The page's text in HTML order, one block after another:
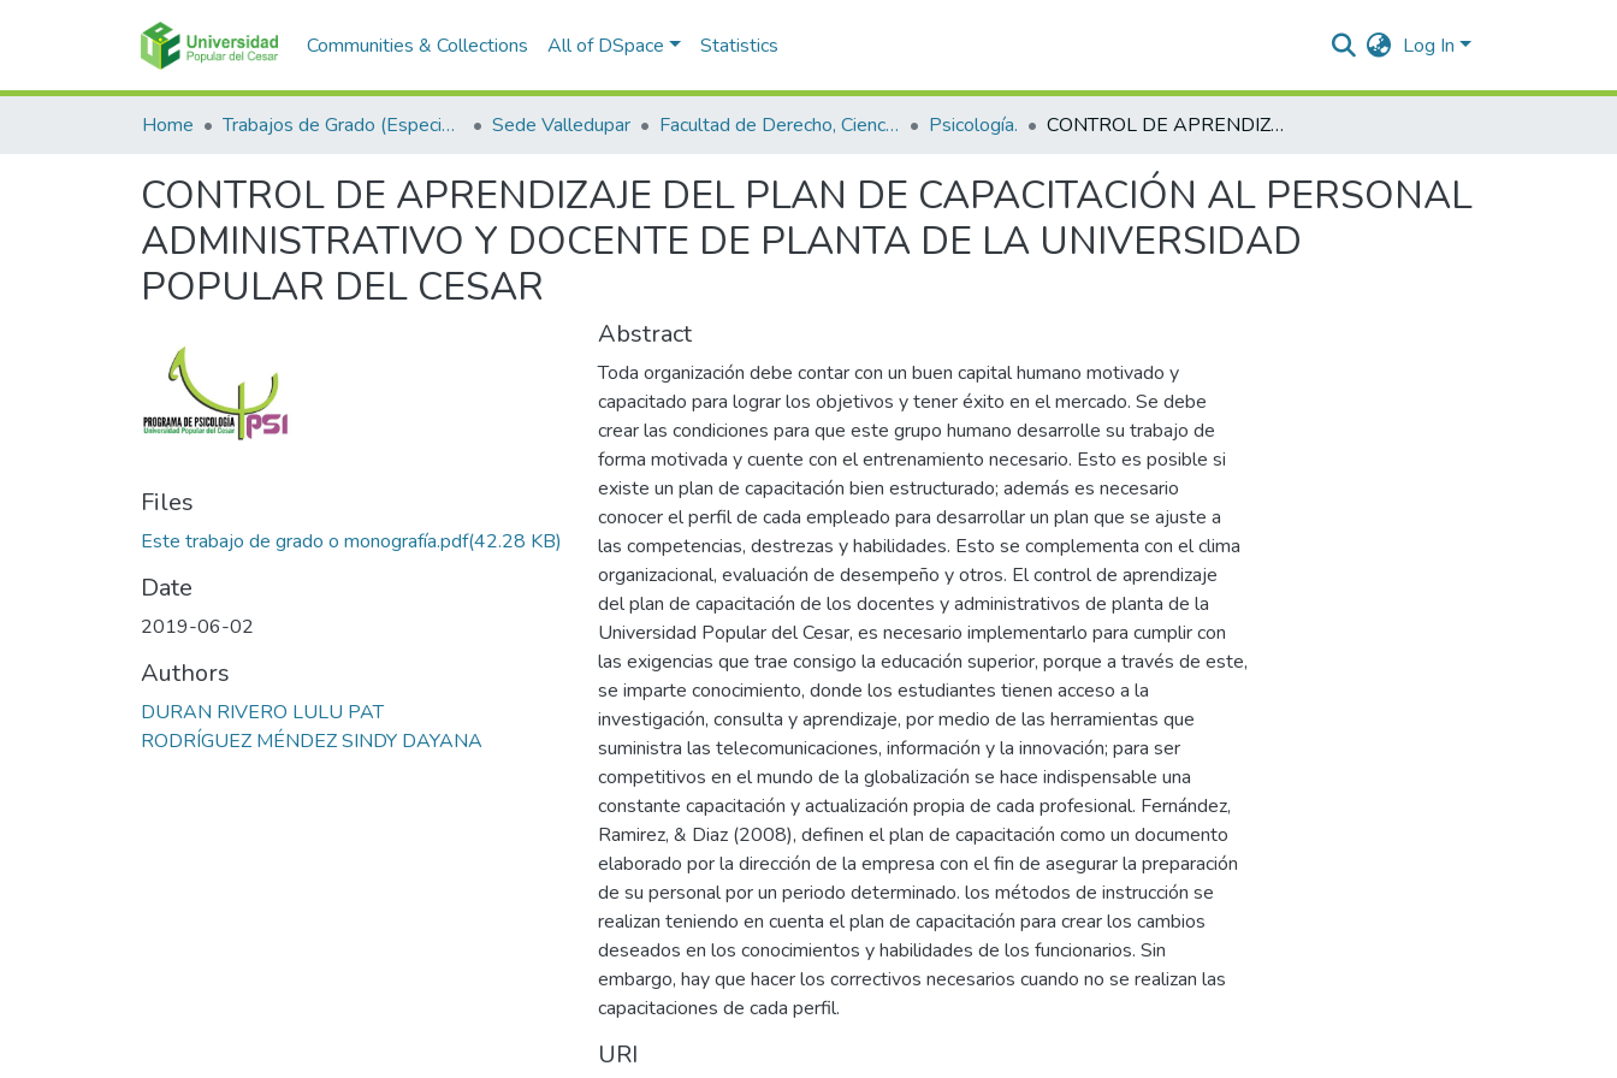
Communities & Collections All of DSpace Statistics Log In
Home Trabajos de Grado (Especializaciones y Pregrados) Sede Valledupar Facultad de Derecho, Ciencias Políticas y Sociales. Psicología. CONTROL DE APRENDIZAJE DEL PLAN DE CAPACITACIÓN AL PERSONAL ADMINISTRATIVO Y DOCENTE DE PLANTA DE LA UNIVERSIDAD POPULAR DEL CESAR
CONTROL DE APRENDIZAJE DEL PLAN DE CAPACITACIÓN AL PERSONAL
ADMINISTRATIVO Y DOCENTE DE PLANTA DE LA UNIVERSIDAD
POPULAR DEL CESAR
Files
Este trabajo de grado o monografía.pdf(42.28 KB)
Date
2019-06-02
Authors
DURAN RIVERO LULU PAT
RODRÍGUEZ MÉNDEZ SINDY DAYANA
Abstract
Toda organización debe contar con un buen capital humano motivado y
capacitado para lograr los objetivos y tener éxito en el mercado. Se debe
crear las condiciones para que este grupo humano desarrolle su trabajo de
forma motivada y cuente con el entrenamiento necesario. Esto es posible si
existe un plan de capacitación bien estructurado; además es necesario
conocer el perfil de cada empleado para desarrollar un plan que se ajuste a
las competencias, destrezas y habilidades. Esto se complementa con el clima
organizacional, evaluación de desempeño y otros. El control de aprendizaje
del plan de capacitación de los docentes y administrativos de planta de la
Universidad Popular del Cesar, es necesario implementarlo para cumplir con
las exigencias que trae consigo la educación superior, porque a través de este,
se imparte conocimiento, donde los estudiantes tienen acceso a la
investigación, consulta y aprendizaje, por medio de las herramientas que
suministra las telecomunicaciones, información y la innovación; para ser
competitivos en el mundo de la globalización se hace indispensable una
constante capacitación y actualización propia de cada profesional. Fernández,
Ramirez, & Diaz (2008), definen el plan de capacitación como un documento
elaborado por la dirección de la empresa con el fin de asegurar la preparación
de su personal por un periodo determinado. los métodos de instrucción se
realizan teniendo en cuenta el plan de capacitación para crear los cambios
deseados en los conocimientos y habilidades de los funcionarios. Sin
embargo, hay que hacer los correctivos necesarios cuando no se realizan las
capacitaciones de cada perfil.
URI